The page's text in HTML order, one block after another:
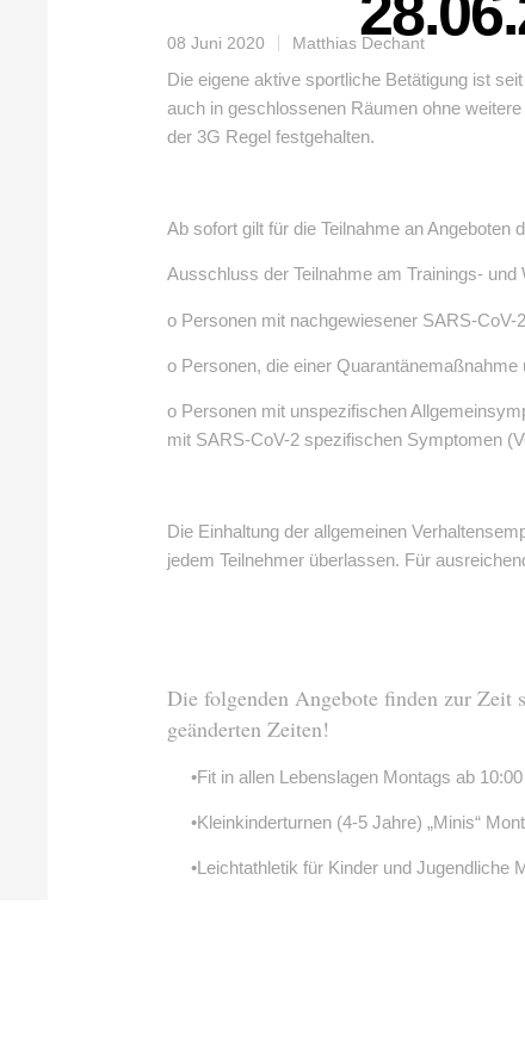
08 Juni 2020 Matthias Dechant
Die eigene aktive sportliche Betätigung ist
auch in geschlossenen Räumen ohne
der 3G Regel festgehalten.
Ab sofort gilt für die Teilnahme an
Ausschluss der Teilnahme am Trainings-
o Personen mit nachgewiesener SARS-CoV-
o Personen, die einer Quarantänemaßnahme
o Personen mit unspezifischen
mit SARS-CoV-2 spezifischen Symptomen
Die Einhaltung der allgemeinen
jedem Teilnehmer überlassen. Für
Die folgenden Angebote finden zur Zeit
geänderten Zeiten!
•Fit in allen Lebenslagen Montags ab
•Kleinkinderturnen (4-5 Jahre) „Minis“
•Leichtathletik für Kinder und Jugendliche